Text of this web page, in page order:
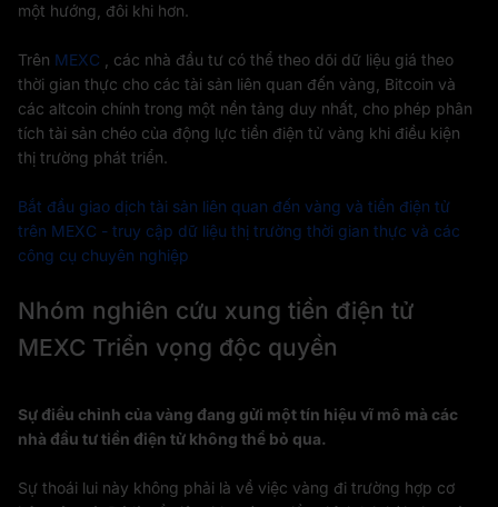
một hướng, đôi khi hơn.
Trên MEXC
, các nhà đầu tư có thể theo dõi dữ liệu giá theo
thời gian thực cho các tài sản liên quan đến vàng, Bitcoin và
các altcoin chính trong một nền tảng duy nhất, cho phép phân
tích tài sản chéo của động lực tiền điện tử vàng khi điều kiện
thị trường phát triển.
Bắt đầu giao dịch tài sản liên quan đến vàng và tiền điện tử
trên MEXC - truy cập dữ liệu thị trường thời gian thực và các
công cụ chuyên nghiệp
Nhóm nghiên cứu xung tiền điện tử
MEXC Triển vọng độc quyền
Sự điều chỉnh của vàng đang gửi một tín hiệu vĩ mô mà các
nhà đầu tư tiền điện tử không thể bỏ qua.
Sự thoái lui này không phải là về việc vàng đi trường hợp cơ